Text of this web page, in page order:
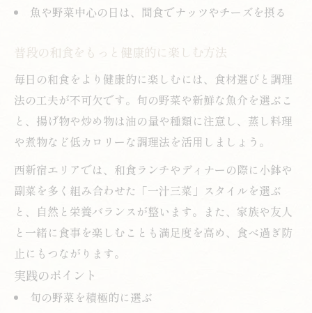
魚や野菜中心の日は、間食でナッツやチーズを摂る
普段の和食をもっと健康的に楽しむ方法
毎日の和食をより健康的に楽しむには、食材選びと調理
法の工夫が不可欠です。旬の野菜や新鮮な魚介を選ぶこ
と、揚げ物や炒め物は油の量や種類に注意し、蒸し料理
や煮物など低カロリーな調理法を活用しましょう。
西新宿エリアでは、和食ランチやディナーの際に小鉢や
副菜を多く組み合わせた「一汁三菜」スタイルを選ぶ
と、自然と栄養バランスが整います。また、家族や友人
と一緒に食事を楽しむことも満足度を高め、食べ過ぎ防
止にもつながります。
実践のポイント
旬の野菜を積極的に選ぶ